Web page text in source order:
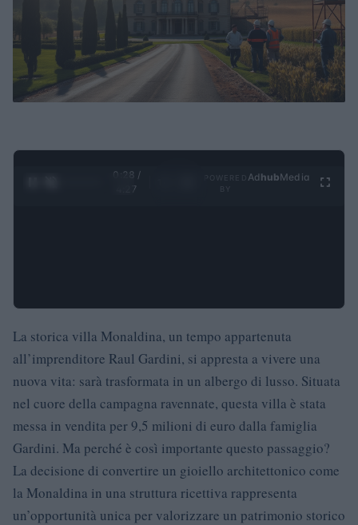
0:28 /
4:27
Ad hubMedia
La storica villa Monaldina, un tempo appartenuta
all’imprenditore Raul Gardini, si appresta a vivere una
nuova vita: sarà trasformata in un albergo di lusso. Situata
nel cuore della campagna ravennate, questa villa è stata
messa in vendita per 9,5 milioni di euro dalla famiglia
Gardini. Ma perché è così importante questo passaggio?
La decisione di convertire un gioiello architettonico come
la Monaldina in una struttura ricettiva rappresenta
un’opportunità unica per valorizzare un patrimonio storico